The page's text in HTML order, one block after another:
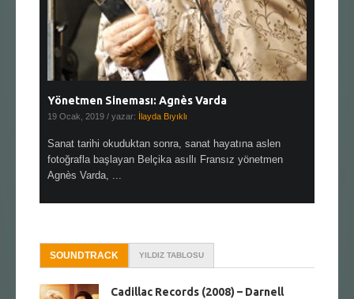
Yönetmen Sineması: Agnès Varda
19 Ocak, 2019 / yazar: İlayda Bıyıklı
Sanat tarihi okuduktan sonra, sanat hayatına aslen
fotoğrafla başlayan Belçika asıllı Fransız yönetmen
Agnès Varda, ...
SOUNDTRACK YILDIZ TABLOSU
Cadillac Records (2008) – Darnell